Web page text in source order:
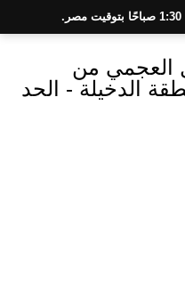
العجمي من
٢١ إلى منطقة الدخيلة - الحد